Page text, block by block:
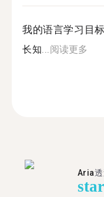
我的语言学习目标
长知...阅读更多
Aria
star